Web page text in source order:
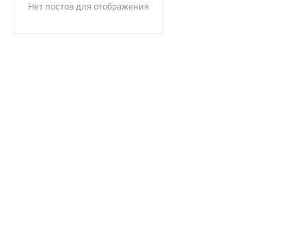
Нет постов для отображения